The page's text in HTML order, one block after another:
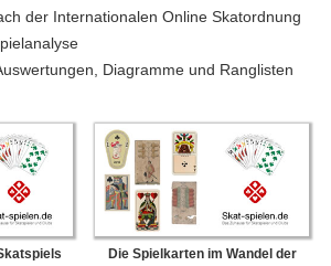
der Internationalen Online Skatordnung
Diagramme und Ranglisten
Die Spielkarten im Wandel der